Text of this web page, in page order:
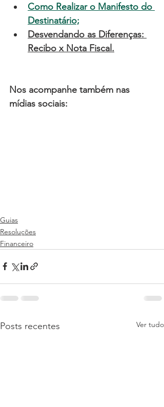
Como Realizar o Manifesto do
Destinatário;
Desvendando as Diferenças:
Recibo x Nota Fiscal .
Nos acompanhe também nas
mídias sociais:
Guias
Resoluções
Financeiro
Posts recentes Ver tudo